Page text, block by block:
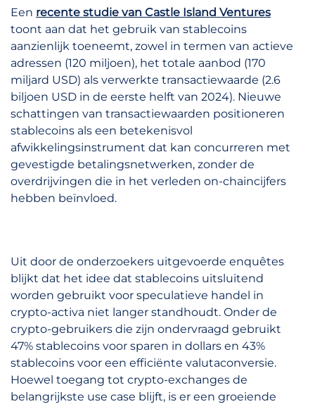
Een recente studie van Castle Island Ventures
toont aan dat het gebruik van stablecoins
aanzienlijk toeneemt, zowel in termen van actieve
adressen (120 miljoen), het totale aanbod (170
miljard USD) als verwerkte transactiewaarde (2.6
biljoen USD in de eerste helft van 2024). Nieuwe
schattingen van transactiewaarden positioneren
stablecoins als een betekenisvol
afwikkelingsinstrument dat kan concurreren met
gevestigde betalingsnetwerken, zonder de
overdrijvingen die in het verleden on-chaincijfers
hebben beïnvloed.
Uit door de onderzoekers uitgevoerde enquêtes
blijkt dat het idee dat stablecoins uitsluitend
worden gebruikt voor speculatieve handel in
crypto-activa niet langer standhoudt. Onder de
crypto-gebruikers die zijn ondervraagd gebruikt
47% stablecoins voor sparen in dollars en 43%
stablecoins voor een efficiënte valutaconversie.
Hoewel toegang tot crypto-exchanges de
belangrijkste use case blijft, is er een groeiende